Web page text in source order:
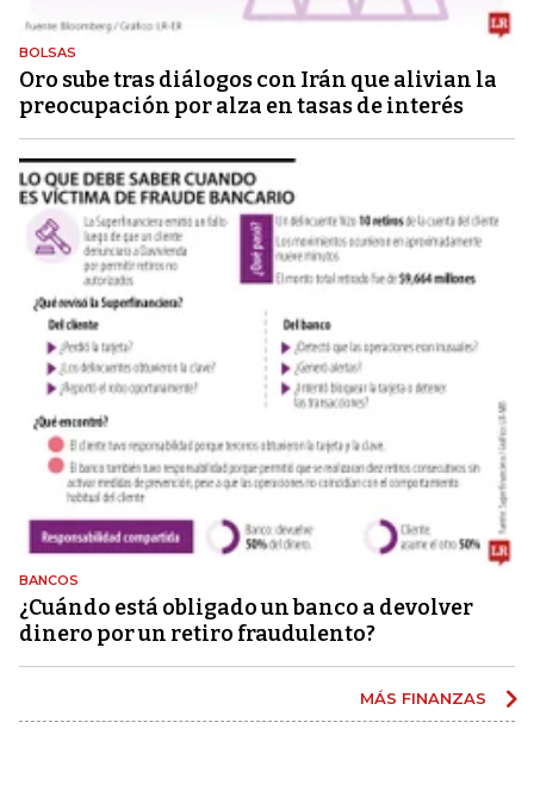
BOLSAS
Oro sube tras diálogos con Irán que alivian la
preocupación por alza en tasas de interés
BANCOS
¿Cuándo está obligado un banco a devolver
dinero por un retiro fraudulento?
MÁS FINANZAS